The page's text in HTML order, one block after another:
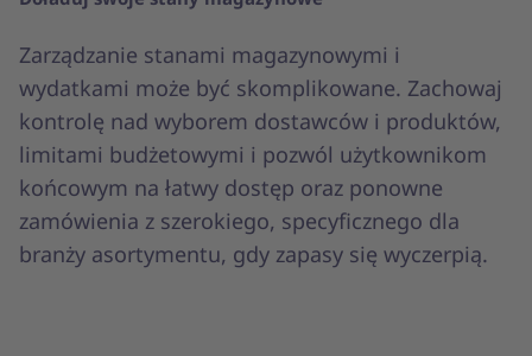
Zarządzanie stanami magazynowymi i
wydatkami może być skomplikowane. Zachowaj
kontrolę nad wyborem dostawców i produktów,
limitami budżetowymi i pozwól użytkownikom
końcowym na łatwy dostęp oraz ponowne
zamówienia z szerokiego, specyficznego dla
branży asortymentu, gdy zapasy się wyczerpią.